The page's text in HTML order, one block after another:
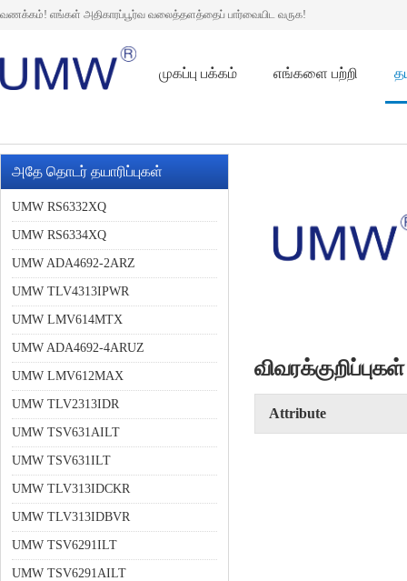
வணக்கம்! எங்கள் அதிகாரப்பூர்வ வலைத்தளத்தைப் பார்வையிட வருக!
முகப்பு பக்கம் எங்களை பற்றி
அதே தொடர் தயாரிப்புகள்
UMW RS6332XQ
UMW RS6334XQ
UMW ADA4692-2ARZ
UMW TLV4313IPWR
UMW LMV614MTX
UMW ADA4692-4ARUZ
UMW LMV612MAX
UMW TLV2313IDR
UMW TSV631AILT
UMW TSV631ILT
UMW TLV313IDCKR
UMW TLV313IDBVR
UMW TSV6291ILT
UMW TSV6291AILT
விவரக்குறிப்புகள்
Attribute